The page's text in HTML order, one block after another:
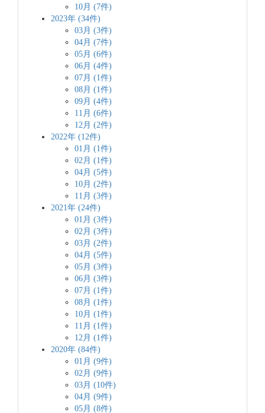
10月 (7件)
2023年 (34件)
03月 (3件)
04月 (7件)
05月 (6件)
06月 (4件)
07月 (1件)
08月 (1件)
09月 (4件)
11月 (6件)
12月 (2件)
2022年 (12件)
01月 (1件)
02月 (1件)
04月 (5件)
10月 (2件)
11月 (3件)
2021年 (24件)
01月 (3件)
02月 (3件)
03月 (2件)
04月 (5件)
05月 (3件)
06月 (3件)
07月 (1件)
08月 (1件)
10月 (1件)
11月 (1件)
12月 (1件)
2020年 (84件)
01月 (9件)
02月 (9件)
03月 (10件)
04月 (9件)
05月 (8件)